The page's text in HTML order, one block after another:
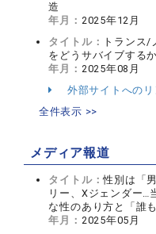
造
年月： 2025年12月
タイトル： トランス/
をどうサバイブする
年月： 2025年08月
外部サイトへの
全件表示 >>
メディア報道
タイトル：性別は「
リー、Xジェンダー…
な性のあり方と「誰
年月： 2025年05月